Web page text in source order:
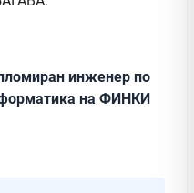
инженер по
на ФИНКИ